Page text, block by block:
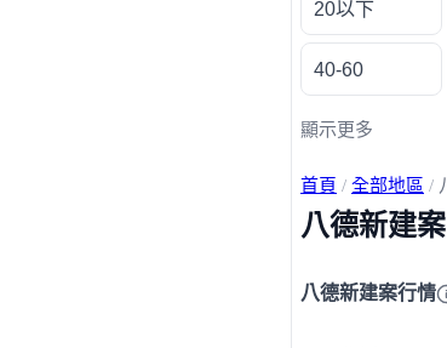
20以下
40-60
顯示更多
首頁 / 全部地區 /
八德新建案
八德新建案行情